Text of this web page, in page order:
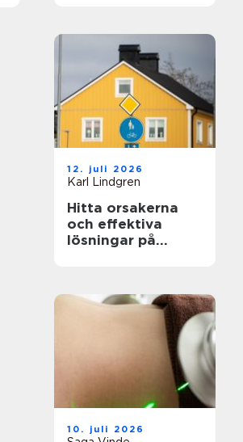
12. juli 2026
Karl Lindgren
Hitta orsakerna
och effektiva
lösningar på
10. juli 2026